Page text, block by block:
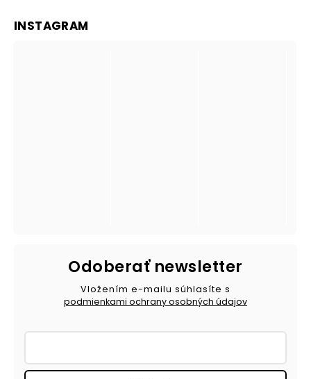
INSTAGRAM
Odoberať newsletter
Vložením e-mailu súhlasíte s
podmienkami ochrany osobných údajov